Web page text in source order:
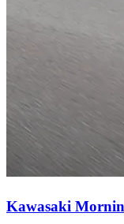
Kawasaki